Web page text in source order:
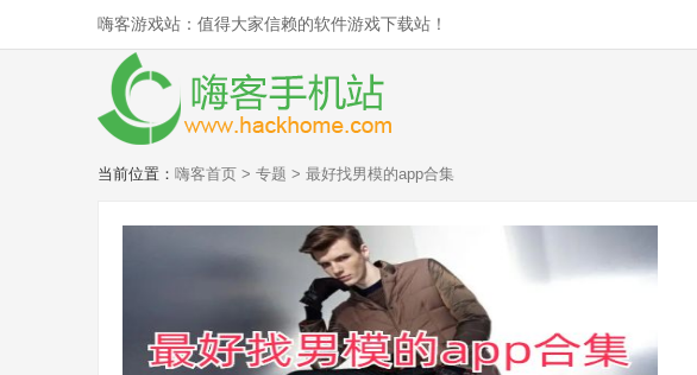
嗨客游戏站：值得大家信赖的软件游戏下载站！
当前位置： 嗨客首页 > 专题 > 最好找男模的app合集